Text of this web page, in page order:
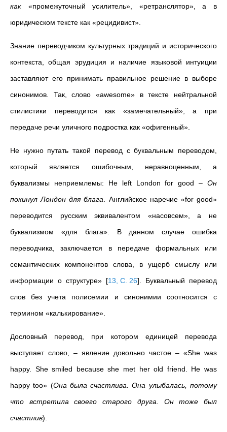
как «промежуточный усилитель», «ретранслятор», а в
юридическом тексте как «рецидивист».
Знание переводчиком культурных традиций и исторического
контекста, общая эрудиция и наличие языковой интуиции
заставляют его принимать правильное решение в выборе
синонимов. Так, слово «awesome» в тексте нейтральной
стилистики переводится как «замечательный», а при
передаче речи уличного подростка как «офигенный».
Не нужно путать такой перевод с буквальным переводом,
который является ошибочным, неравноценным, а
буквализмы неприемлемы: He left London for good– Он
покинул Лондон для блага . Английское наречие «for good»
переводится русским эквивалентом «насовсем», а не
буквализмом «для блага». В данном случае ошибка
переводчика, заключается в передаче формальных или
семантических компонентов слова, в ущерб смыслу или
информации о структуре» [13, С. 26] . Буквальный перевод
слов без учета полисемии и синонимии соотносится с
термином «калькирование».
Дословный перевод, при котором единицей перевода
выступает слово, – явление довольно частое – «She was
happy. She smiled because she met her old friend. He was
happy too» (Она была счастлива. Она улыбалась, потому
что встретила своего старого друга. Он тоже был
счастлив).